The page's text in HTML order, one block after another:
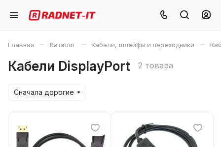
Главная – Каталог – Кабели, шлейфы и переходники –
Кабели DisplayPort 2 товара
Сначала дорогие